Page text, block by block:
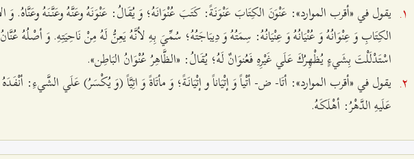
يقول في «أقرب الموارد»: عَنْوَنَ الكِتَابَ عَنْوَنَةً: كَتَبَ عُنْوَانَهُ؛ وَ يُقَالُ: عَنْوَنَهُ وعَنَّهُ وعَنَّنَهُ وعَنَّاهُ. وَ
الكِتَابِ وَ عِنْوَانُهُ وَ عُنْيَانُهُ وَ عِنْيَانُهُ: سِمَتُهُ وَ دِيبَاجَتُهُ؛ سُمِّيَ بِهِ لأنَّهُ يَعِنُّ لَهُ مِنْ نَاحِيَتِهِ. وَ أصْلُهُ
اسْتَدْلَلْتَ بِشَي‌ءٍ يُظْهِرُكَ عَلَي غَيْرِهِ فَعُنوَانٌ لَهُ؛ يُقَالُ: «الظَّاهِرُ عُنْوَانُ البَاطِن».
يقول في «أقرب الموارد»: أتَا- ض- أتْياً وَ إتْيَاناً و إتْيَانَةً؛ وَ مأتَاةً وَ اتِيَّاً (وَ يُكْسَرُ) عَلَي الشَّي‌ءِ:
عَلَيهِ الدَّهْرُ: أهْلَكَهُ.